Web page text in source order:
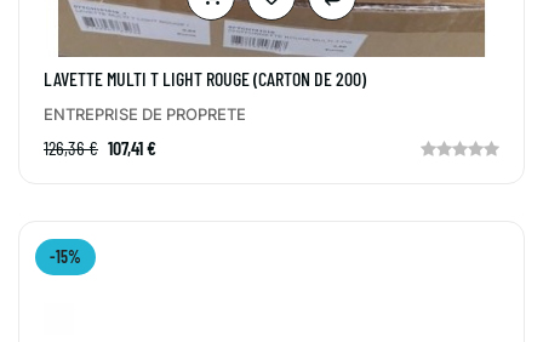
LAVETTE MULTI T LIGHT ROUGE (CARTON DE 200)
ENTREPRISE DE PROPRETE
126,36 € 107,41 €
-15%